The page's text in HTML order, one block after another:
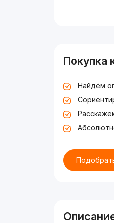
Покупка
Найдём